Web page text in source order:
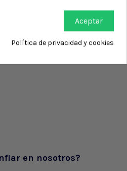
en nosotros?
Aceptar
Política de privacidad y cookies